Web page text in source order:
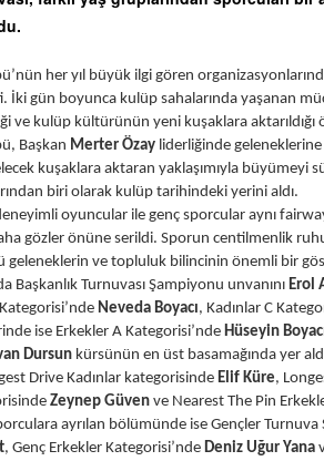
her yıl büyük ilgi gören
İki gün boyunca kulüp sahalarında yaşanan
ve kulüp kültürünün yeni kuşaklara aktarıldığı
Başkan Merter Özay liderliğinde
kuşaklara aktaran yaklaşımıyla büyümeyi
biri olarak kulüp tarihindeki yerini aldı.
oyuncular ile genç sporcular aynı
gözler önüne serildi. Sporun centilmenlik
geleneklerin ve topluluk bilincinin önemli bir
Başkanlık Turnuvası Şampiyonu unvanını Erol
Neveda Boyacı, Kadınlar C
ise Erkekler A Kategorisi’nde Hüseyin
Dursun kürsünün en üst basamağında yer
Drive Kadınlar kategorisinde Elif Küre,
Zeynep Güven ve Nearest The Pin
ayrılan bölümünde ise Gençler Turnuva
, Genç Erkekler Kategorisi’nde Deniz Uğur Yana